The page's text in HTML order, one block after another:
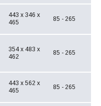
443 x 346 x
465
85 - 265
354 x 483 x
462
85 - 265
443 x 562 x
465
85 - 265